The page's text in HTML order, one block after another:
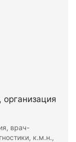
организация
врач-
к.м.н.,